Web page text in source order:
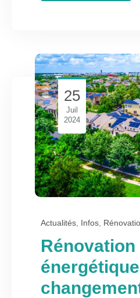
25
Juil
2024
Actualités Infos
Rénovation